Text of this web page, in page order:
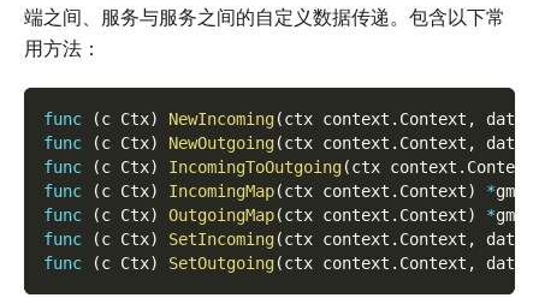
端之间、服务与服务之间的自定义数据传递。包含以下常
用方法：
func (c Ctx) NewIncoming(ctx context . Context , data
func
(c Ctx) NewOutgoing(ctx context . Context , data
func
(c Ctx) IncomingToOutgoing(ctx context . Context
func
(c Ctx) IncomingMap(ctx context . Context) *gmap
func
(c Ctx) OutgoingMap(ctx context . Context) *gmap
func
(c Ctx) SetIncoming(ctx context . Context ,
data
func
(c Ctx) SetOutgoing(ctx context . Context , data